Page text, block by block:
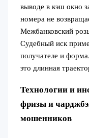
выводе в кэш окно
номера не
Межбанковский
Судебный иск
получателе и
это длинная
Технологии и
фризы и
мошенников